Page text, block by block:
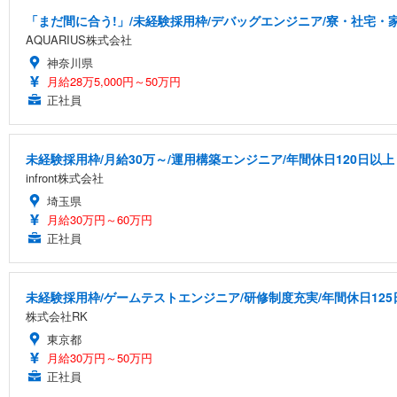
「まだ間に合う!」/未経験採用枠/デバッグエンジニア/寮・社宅・
AQUARIUS株式会社
神奈川県
月給28万5,000円～50万円
正社員
未経験採用枠/月給30万～/運用構築エンジニア/年間休日120日以上
infront株式会社
埼玉県
月給30万円～60万円
正社員
未経験採用枠/ゲームテストエンジニア/研修制度充実/年間休日125
株式会社RK
東京都
月給30万円～50万円
正社員